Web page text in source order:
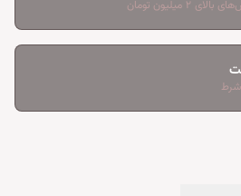
میلیون تومان
شرط